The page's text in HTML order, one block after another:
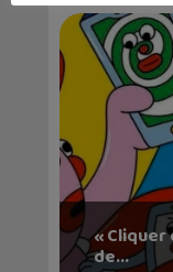
« Cliquer
de...